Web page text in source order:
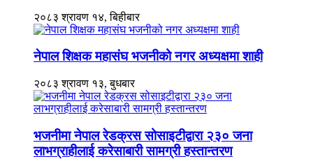
२०८३ श्रावण १४, बिहीबार
नेपाल शिक्षक महासंघ भजनीको नगर अध्यक्षमा शाही
२०८३ श्रावण १३, बुधबार
भजनीमा नेपाल रेडक्रस सोसाइटीद्वारा २३० जना
लाभग्राहीलाई करेसाबारी सामग्री हस्तान्तरण